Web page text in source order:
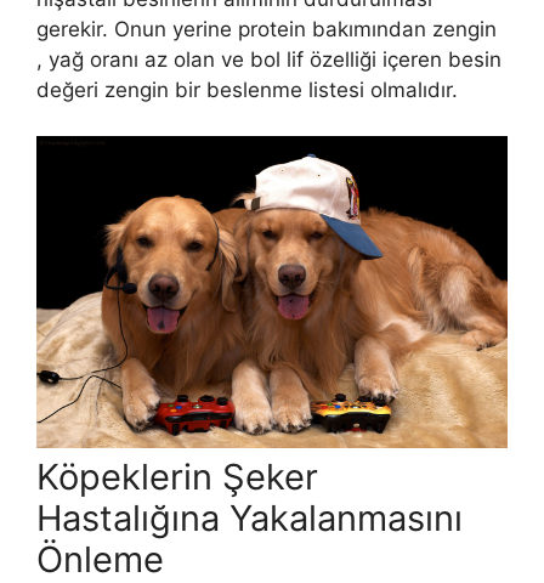
gerekir. Onun yerine protein bakımından zengin
, yağ oranı az olan ve bol lif özelliği içeren besin
değeri zengin bir beslenme listesi olmalıdır.
Köpeklerin Şeker
Hastalığına Yakalanmasını
Önleme